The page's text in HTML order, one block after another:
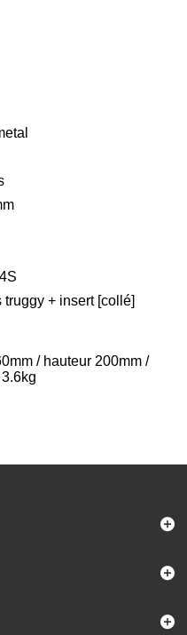
+ insert [collé]
/ hauteur 200mm /